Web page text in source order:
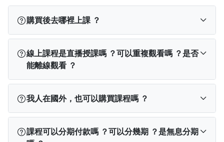
購買後去哪裡上課 ？
訂閱完成後，您可以依使用裝置從以下位置找到課
程：
PPA App：登入 App → 點選下方「我的學習」→
查看「已開通」課程。
電腦版網站 ：登入 PPA → 點選右上角「
習」→ 查看「已開通」課程。
手機版網站：點左上角「≡」登入 → 再次點「≡」
線上課程是直播授課嗎 ？可以重複觀看嗎 ？是否
能離線觀看 ？
線上課程不是直播，所有內容（包含影片教學或文
字教學）將會完整上架在平台上。
購買後無論在電腦或手機 App 上，除有特別說明觀
看期間外，單課課程都能在平台續存期間 ，不限次
我人在國外，也可以購買課程嗎 ？
可以，海外學員可使用 Visa、MasterCard、JCB 等信
用卡或金融卡購買課程（提醒：聯卡無法於海外使
課程可以分期付款嗎 ？可以分幾期 ？是無息分期